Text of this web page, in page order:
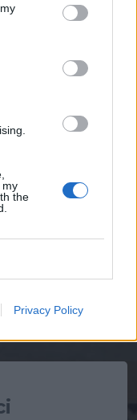
my
the
Privacy Policy
al terzo piano
, zona via Ruvo,di
cucina,
e' dotato di